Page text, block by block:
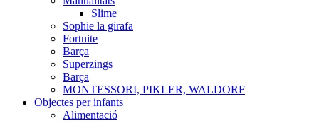
Slime
Sophie la girafa
Fortnite
Barça
Superzings
Barça
MONTESSORI, PIKLER, WALDORF
Objectes per infants
Alimentació